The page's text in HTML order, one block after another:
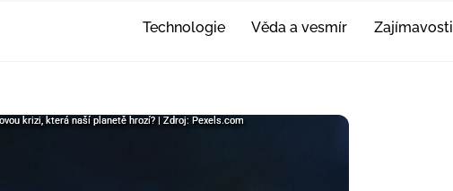
Technologie Věda a vesmír Zajímavosti
krizi, která naší planetě hrozí? | Zdroj: Pexels.com
krizi, která naší planetě hrozí? | Zdroj: Pexels.com